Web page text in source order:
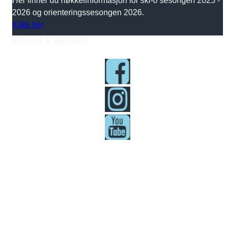
2026 og orienteringssesongen 2026.
Klikk her